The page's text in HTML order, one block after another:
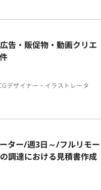
告・販促物・動画クリエ
デザイナー・イラストレータ
ター/週3日～/フルリモー
調達における見積書作成